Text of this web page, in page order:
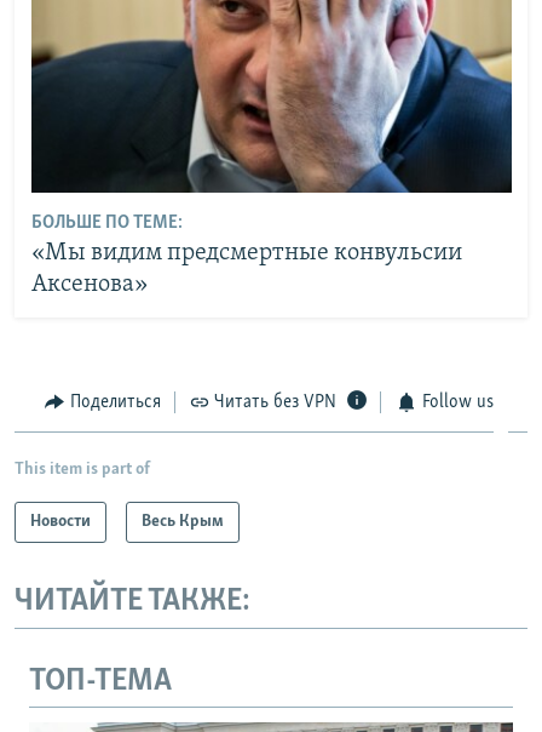
БОЛЬШЕ ПО ТЕМЕ:
«Мы видим предсмертные конвульсии
Аксенова»
Поделиться Читать без VPN Follow us
This item is part of
Новости Весь Крым
ЧИТАЙТЕ ТАКЖЕ:
ТОП-ТЕМА